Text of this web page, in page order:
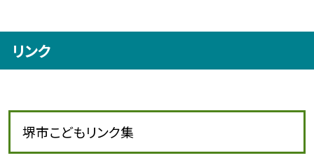
リンク
堺市こどもリンク集